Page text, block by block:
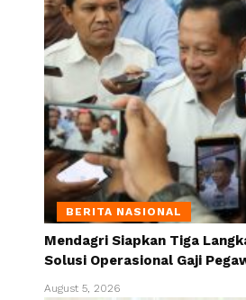
BERITA NASIONAL
Mendagri Siapkan Tiga
Solusi Operasional Gaji
August 5, 2026